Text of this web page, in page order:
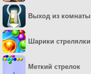
Выход из комнаты
Шарики стрелялки
Меткий стрелок